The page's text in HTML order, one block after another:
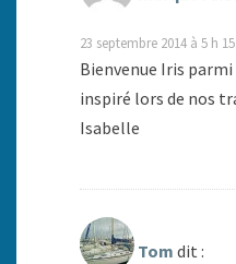
23 septembre 2014 à 5 h
Bienvenue Iris parmi
inspiré lors de nos
Isabelle
Tom dit :